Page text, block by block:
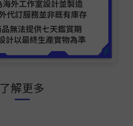
了解更多